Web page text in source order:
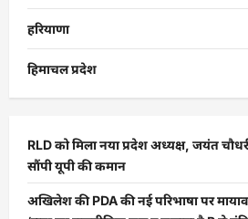
हरियाणा
हिमाचल प्रदेश
RLD को मिला नया प्रदेश अध्यक्ष, जयंत
सौंपी यूपी की कमान
अखिलेश की PDA की नई परिभाषा पर